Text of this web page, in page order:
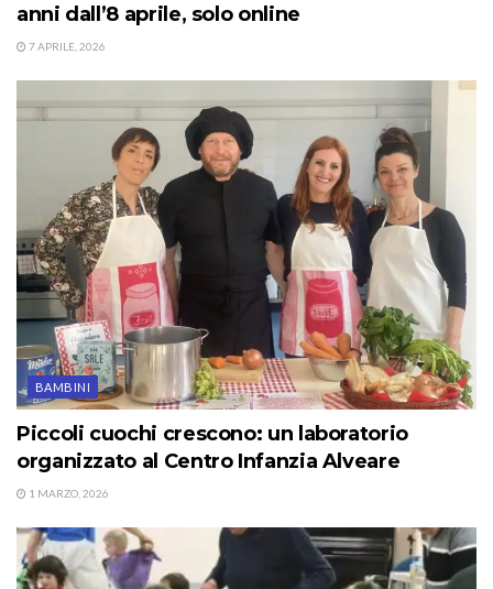
anni dall’8 aprile, solo online
7 APRILE, 2026
BAMBINI
Piccoli cuochi crescono: un laboratorio
organizzato al Centro Infanzia Alveare
1 MARZO, 2026